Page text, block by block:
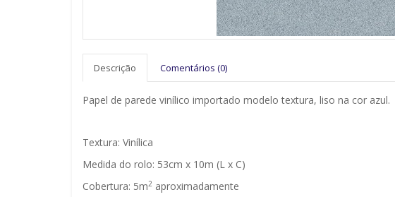
Descrição Comentários (0)
Papel de parede vinílico importado modelo textura, liso na cor azul.
Textura: Vinílica
Medida do rolo: 53cm x 10m (L x C)
Cobertura: 5m2 aproximadamente